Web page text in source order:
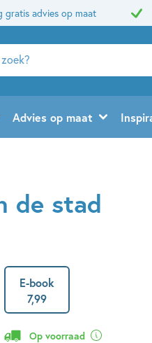
gratis advies op maat
Advies op maat
de stad
E-book
7,99
Op voorraad